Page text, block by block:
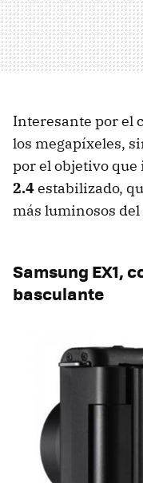
Interesante por el
los megapíxeles,
por el objetivo que
2.4estabilizado,
más luminosos
Samsung EX1,
basculante